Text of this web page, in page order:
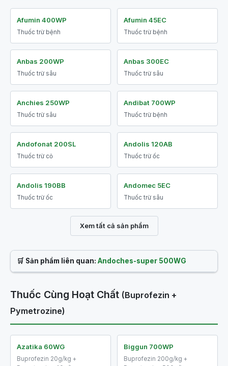
Afumin 400WP
Thuốc trừ bệnh
Afumin 45EC
Thuốc trừ bệnh
Anbas 200WP
Thuốc trừ sâu
Anbas 300EC
Thuốc trừ sâu
Anchies 250WP
Thuốc trừ sâu
Andibat 700WP
Thuốc trừ bệnh
Andofonat 200SL
Thuốc trừ cỏ
Andolis 120AB
Thuốc trừ ốc
Andolis 190BB
Thuốc trừ ốc
Andomec 5EC
Thuốc trừ sâu
Xem tất cả sản phẩm
🛒 Sản phẩm liên quan: Andoches-super 500WG
Thuốc Cùng Hoạt Chất (Buprofezin +
Pymetrozine)
Azatika 60WG
Buprofezin 20g/kg +
Biggun 700WP
Buprofezin 200g/kg +